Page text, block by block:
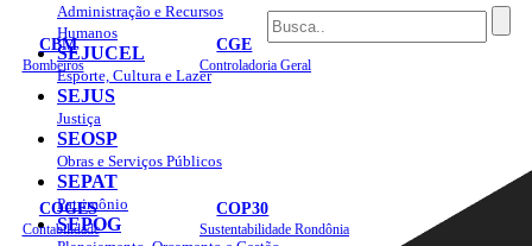
CBM
Bombeiros
CGE
Controladoria Geral
COGES
Contabilidade
COP30
Sustentabilidade Rondônia
Administração e Recursos
Humanos
SEJUCEL
Esporte, Cultura e Lazer
SEJUS
Justiça
SEOSP
Obras e Serviços Públicos
SEPAT
Patrimônio
SEPOG